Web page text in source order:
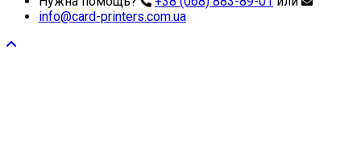
info@card-printers.com.ua